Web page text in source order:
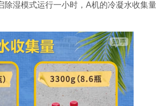
湿模式运行一小时，A机的冷凝水收集量